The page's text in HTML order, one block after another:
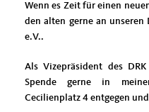
Wenn es Zeit für einen
den alten gerne an unseren
e.V..
Als Vizepräsident des
Spende gerne in
Cecilienplatz 4 entgegen